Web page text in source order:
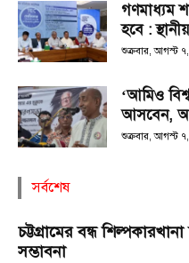
গণমাধ্যম
হবে :
শুক্রবার, আগস্ট
‘আমিও
আসবেন,
শুক্রবার, আগস্ট
সর্বশেষ
চট্টগ্রামের বন্ধ
সম্ভাবনা